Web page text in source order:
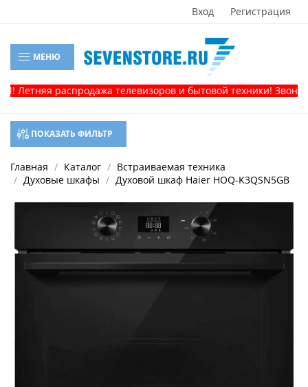
Вход Регистрация
МЕНЮ
распродажа телевизоров и бытовой техники! Звоните,
ПОКАЗАТЬ ФИЛЬТР
Главная Каталог
Встраиваемая техника
Духовые шкафы
Духовой шкаф Haier HOQ-K3QSN5GB